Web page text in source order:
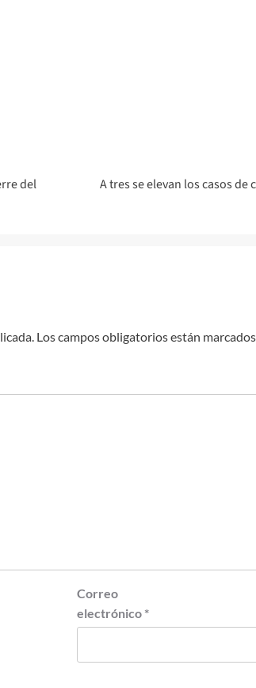
del
A tres se elevan los casos
Los campos obligatorios están
Correo
electrónico *